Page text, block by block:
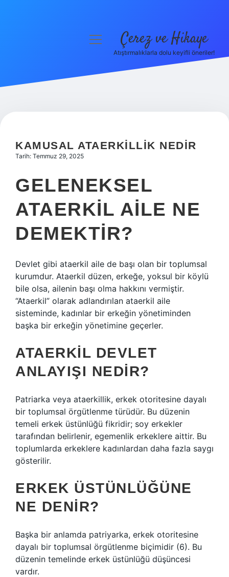
Hakkımızda
menüyü Çerez ve Hikaye
Atıştırmalıklarla dolu keyifli öneriler!
KAMUSAL ATAERKILLIK NEDIR
Tarih: Temmuz 29, 2025
GELENEKSEL
ATAERKIL AILE NE
DEMEKTIR?
Devlet gibi ataerkil aile de başı olan bir toplumsal
kurumdur. Ataerkil düzen, erkeğe, yoksul bir köylü
bile olsa, ailenin başı olma hakkını vermiştir.
“Ataerkil” olarak adlandırılan ataerkil aile
sisteminde, kadınlar bir erkeğin yönetiminden
başka bir erkeğin yönetimine geçerler.
ATAERKIL DEVLET
ANLAYIŞI NEDIR?
Patriarka veya ataerkillik, erkek otoritesine dayalı
bir toplumsal örgütlenme türüdür. Bu düzenin
temeli erkek üstünlüğü fikridir; soy erkekler
tarafından belirlenir, egemenlik erkeklere aittir. Bu
toplumlarda erkeklere kadınlardan daha fazla saygı
gösterilir.
ERKEK ÜSTÜNLÜĞÜNE
NE DENIR?
Başka bir anlamda patriyarka, erkek otoritesine
dayalı bir toplumsal örgütlenme biçimidir (6). Bu
düzenin temelinde erkek üstünlüğü düşüncesi
vardır.